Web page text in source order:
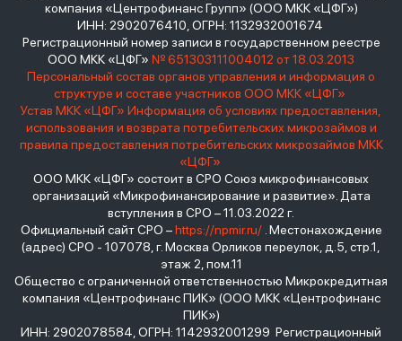
компания «Центрофинанс Групп» (ООО МКК «ЦФГ»)
ИНН: 2902076410, ОГРН: 1132932001674
Регистрационный номер записи в государственном реестре
ООО МКК «ЦФГ» № 651303111004012 от 18.03.2013
Персональный состав органов управления и информация о
структуре и составе участников ООО МКК «ЦФГ»
Устав МКК «ЦФГ» Информация об условиях предоставления,
использования и возврата потребительских микрозаймов и
правила предоставления потребительских микрозаймов МКК
«ЦФГ»
ООО МКК «ЦФГ» состоит в СРО Союз микрофинансовых
организаций «Микрофинансирование и развитие». Дата
вступления в СРО – 11.03.2022 г.
Официальный сайт СРО –https://npmir.ru/. Местонахождение
(адрес) СРО - 107078, г. Москва Орликов переулок, д.5, стр.1,
этаж 2, пом.11
Общество с ограниченной ответственностью Микрокредитная
компания «Центрофинанс ПИК» (ООО МКК «Центрофинанс
ПИК»)
ИНН: 2902078584, ОГРН: 1142932001299 Регистрационный